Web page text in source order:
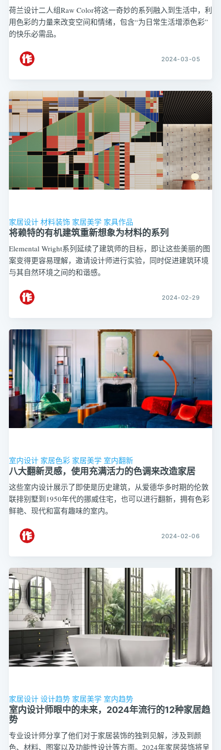
荷兰设计二人组Raw Color将这一奇妙的系列融入到生活中，利
用色彩的力量来改变空间和情绪，包含“为日常生活增添色彩”
的快乐必需品。
2024-03-05
家居设计 材料装饰 家居美学 家具作品
将赖特的有机建筑重新想象为材料的系列
Elemental Wright系列延续了建筑师的目标，即让这些美丽的图
案变得更容易理解，邀请设计师进行实验，同时促进建筑环境
与其自然环境之间的和谐感。
2024-02-29
室内设计 家居色彩 家居美学 室内翻新
八大翻新灵感，使用充满活力的色调来改造家居
这些室内设计展示了即使是历史建筑，从爱德华多时期的伦敦
联排别墅到1950年代的挪威住宅，也可以进行翻新，拥有色彩
鲜艳、现代和富有趣味的室内。
2024-02-06
家居设计 设计趋势 家居美学 室内趋势
室内设计师眼中的未来，2024年流行的12种家居趋
势
专业设计师分享了他们对于家居装饰的独到见解，涉及到颜
色、材料、图案以及功能性设计等方面。2024年家居装饰将呈